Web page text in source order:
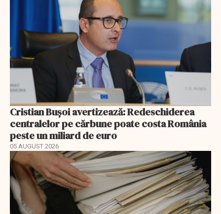
Cristian Bușoi avertizează: Redeschiderea
centralelor pe cărbune poate costa România
peste un miliard de euro
05 AUGUST 2026